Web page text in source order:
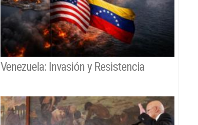
Venezuela: Invasión y Resistencia